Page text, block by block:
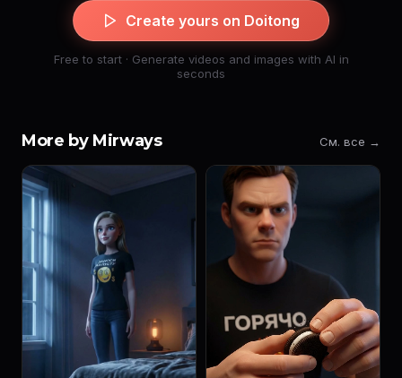
Create yours on Doitong
Free to start · Generate videos and images with AI in
seconds
More by Mirways См. все →